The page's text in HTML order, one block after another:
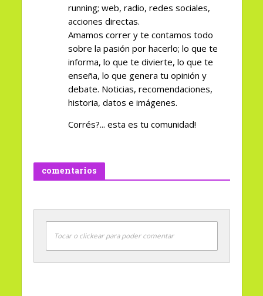
running; web, radio, redes sociales,
acciones directas.
Amamos correr y te contamos todo
sobre la pasión por hacerlo; lo que te
informa, lo que te divierte, lo que te
enseña, lo que genera tu opinión y
debate. Noticias, recomendaciones,
historia, datos e imágenes.
Corrés?... esta es tu comunidad!
comentarios
Tocar o clickear para poder comentar